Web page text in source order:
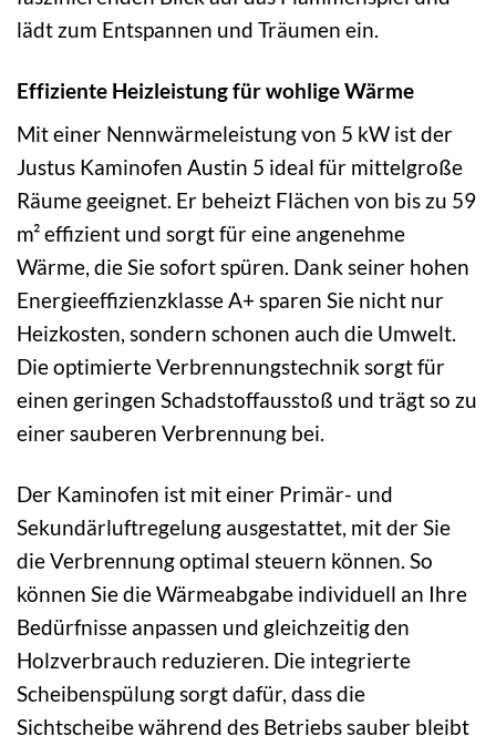
lädt zum Entspannen und Träumen ein.
Effiziente Heizleistung für wohlige Wärme
Mit einer Nennwärmeleistung von 5 kW ist der
Justus Kaminofen Austin 5 ideal für mittelgroße
Räume geeignet. Er beheizt Flächen von bis zu 59
m² effizient und sorgt für eine angenehme
Wärme, die Sie sofort spüren. Dank seiner hohen
Energieeffizienzklasse A+ sparen Sie nicht nur
Heizkosten, sondern schonen auch die Umwelt.
Die optimierte Verbrennungstechnik sorgt für
einen geringen Schadstoffausstoß und trägt so zu
einer sauberen Verbrennung bei.
Der Kaminofen ist mit einer Primär- und
Sekundärluftregelung ausgestattet, mit der Sie
die Verbrennung optimal steuern können. So
können Sie die Wärmeabgabe individuell an Ihre
Bedürfnisse anpassen und gleichzeitig den
Holzverbrauch reduzieren. Die integrierte
Scheibenspülung sorgt dafür, dass die
Sichtscheibe während des Betriebs sauber bleibt